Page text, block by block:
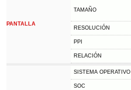
PANTALLA
TAMAÑO
RESOLUCIÓN
PPI
RELACIÓN
SISTEMA OPERATIVO
SOC